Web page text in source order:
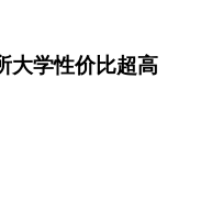
大学性价比超高